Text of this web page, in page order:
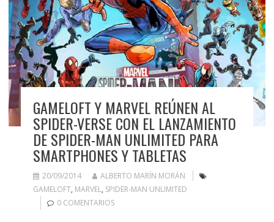
GAMELOFT Y MARVEL REÚNEN AL
SPIDER-VERSE CON EL LANZAMIENTO
DE SPIDER-MAN UNLIMITED PARA
SMARTPHONES Y TABLETAS
20/09/2014
ALBERTO MARÍN MORÁN
GAMELOFT, MARVEL, SPIDER-MAN UNLIMITED
0 COMENTARIOS